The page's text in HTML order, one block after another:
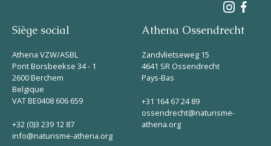
Siège social
Athena VZW/ASBL
Pont Borsbeekse 34 - 1
2600 Berchem
Belgique
VAT BE0408 606 659
+32 (0)3 239 12 87
info@naturisme-athena.org
Athena Ossendrecht
Zandvlietseweg 15
4641 SR Ossendrecht
Pays-Bas
+31 164 67 24 89
ossendrecht@naturisme-
athena.org